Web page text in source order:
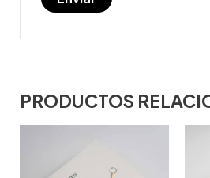
PRODUCTOS